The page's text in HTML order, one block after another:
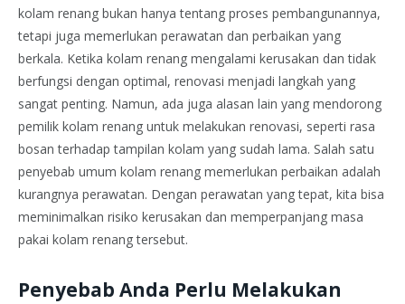
kolam renang bukan hanya tentang proses pembangunannya,
tetapi juga memerlukan perawatan dan perbaikan yang
berkala. Ketika kolam renang mengalami kerusakan dan tidak
berfungsi dengan optimal, renovasi menjadi langkah yang
sangat penting. Namun, ada juga alasan lain yang mendorong
pemilik kolam renang untuk melakukan renovasi, seperti rasa
bosan terhadap tampilan kolam yang sudah lama. Salah satu
penyebab umum kolam renang memerlukan perbaikan adalah
kurangnya perawatan. Dengan perawatan yang tepat, kita bisa
meminimalkan risiko kerusakan dan memperpanjang masa
pakai kolam renang tersebut.
Penyebab Anda Perlu Melakukan